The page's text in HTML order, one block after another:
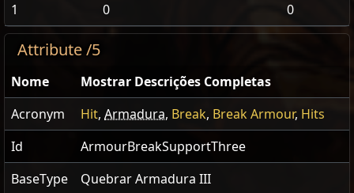
1
0 0
Attribute /5
Nome
Mostrar Descrições Completas
Acronym
Hit, Armadura, Break, Break Armour, Hits
Id
ArmourBreakSupportThree
BaseType
Quebrar Armadura III